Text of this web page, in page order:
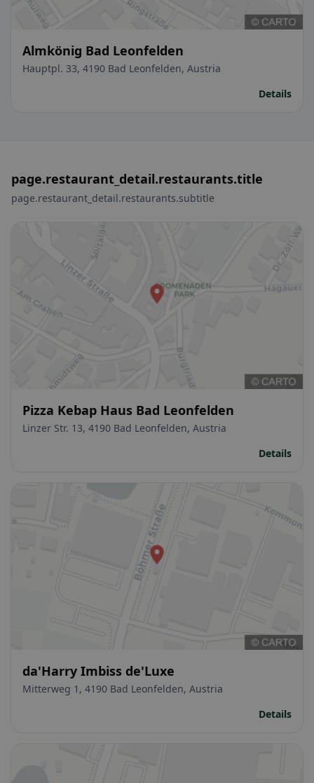
Almkönig Bad Leonfelden
Hauptpl. 33, 4190 Bad Leonfelden, Austria
Details
page.restaurant_detail.restaurants.title
page.restaurant_detail.restaurants.subtitle
Pizza Kebap Haus Bad Leonfelden
Linzer Str. 13, 4190 Bad Leonfelden, Austria
Details
da'Harry Imbiss de'Luxe
Mitterweg 1, 4190 Bad Leonfelden, Austria
Details